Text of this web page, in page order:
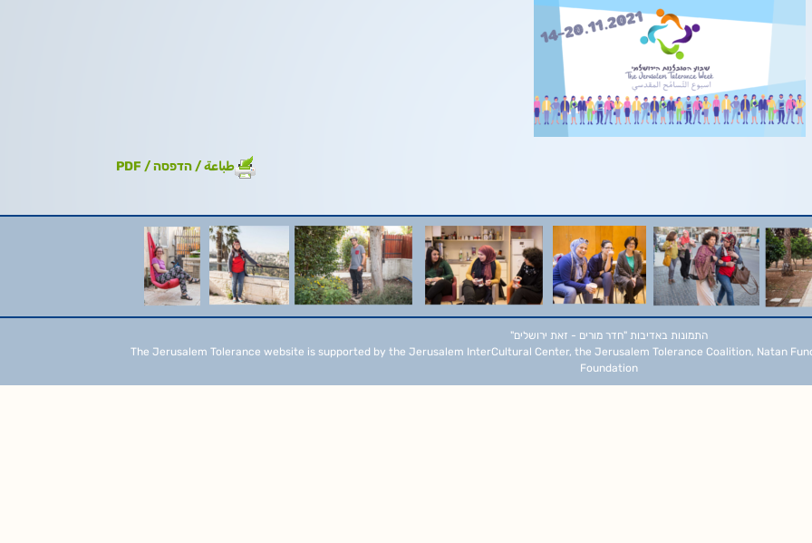
طباعة / הדפסה / PDF
התמונות באדיבות "חדר מורים - זאת ירושלים"
The Jerusalem Tolerance website is supported by the Jerusalem InterCultural Center, the Jerusalem Tolerance Coalition, Natan
Foundation